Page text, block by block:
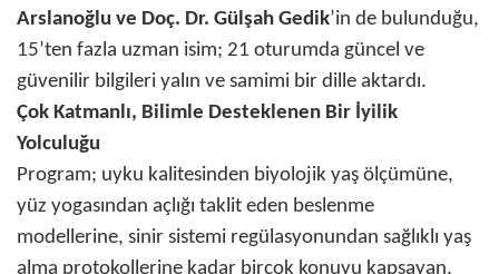
Arslanoğlu ve Doç. Dr. Gülşah Gedik’in de bulunduğu,
15’ten fazla uzman isim; 21 oturumda güncel ve
güvenilir bilgileri yalın ve samimi bir dille aktardı.
Çok Katmanlı, Bilimle Desteklenen Bir İyilik
Yolculuğu
Program; uyku kalitesinden biyolojik yaş ölçümüne,
yüz yogasından açlığı taklit eden beslenme
modellerine, sinir sistemi regülasyonundan sağlıklı yaş
alma protokollerine kadar birçok konuyu kapsayan,